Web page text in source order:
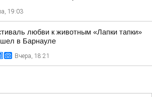
19:03
любви к животным «Лапки тапки»
в Барнауле
Вчера, 18:21